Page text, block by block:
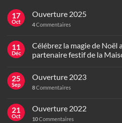
17
Oct
Ouverture 2025
4Commentaires
11
Déc
Célébrez la magie de Noël
partenaire festif de la
25
Sep
Ouverture 2023
8Commentaires
21
Oct
Ouverture 2022
10Commentaires